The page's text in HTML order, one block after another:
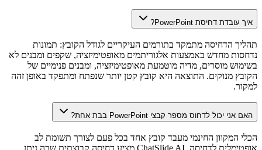
איך עובדת דחיסת PowerPoint?
תהליך הדחיסה מתמקד בתורמים העיקריים לגודל הקובץ: תמונות
נדחסות מחדש באמצעות אלגוריתמים מאופטימיזציה, שקפים ומבנים לא
בשימוש מוסרים, מדיה מוטמעת מאופטימיזציה, ומבנים פנימיים של
הקובץ מנוקים. התוצאה היא קובץ קטן יותר שנפתח ומתפקד באופן זהה
למקור.
האם אני יכול לדחוס מספר קבצי PowerPoint בבת אחת?
הכלי המקוון החינמי מעבד קובץ אחד בכל פעם לצורך תשומת לב
אופטימלית לדחיסה. ChatSlide AI מציע דחיסה קבוצתית שבה ניתן